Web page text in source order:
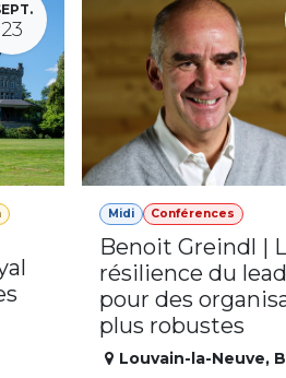
23
Midi Conférences
Benoit Greindl |
résilience du
pour des
plus robustes
Louvain-la-Neuve,